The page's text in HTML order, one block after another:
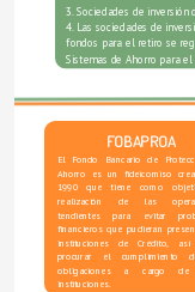
3. Sociedades de inversión
4. Las sociedades de
fondos para el retiro se
Sistemas de Ahorro para el
FOBAPROA
El Fondo Bancario de
Ahorro es un fideicomiso
1990 que tiene como
realización de las
tendientes para evitar
financieros que pudieran
instituciones de Crédito, así
procurar el cumplimiento
obligaciones a cargo de
instituciones.